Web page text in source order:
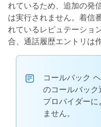
れているため、追加の発
は実行されません。着信
れているレピュテーショ
合、通話履歴エントリは
コールバック
のコールバッ
プロバイダー
ません。